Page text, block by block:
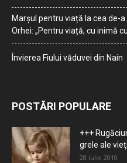
Marșul pentru viață la cea de-a
Orhei: „Pentru viață, cu inimă
Învierea Fiului văduvei din Nain
POSTĂRI POPULARE
+++
grele ale
28 iulie 2010